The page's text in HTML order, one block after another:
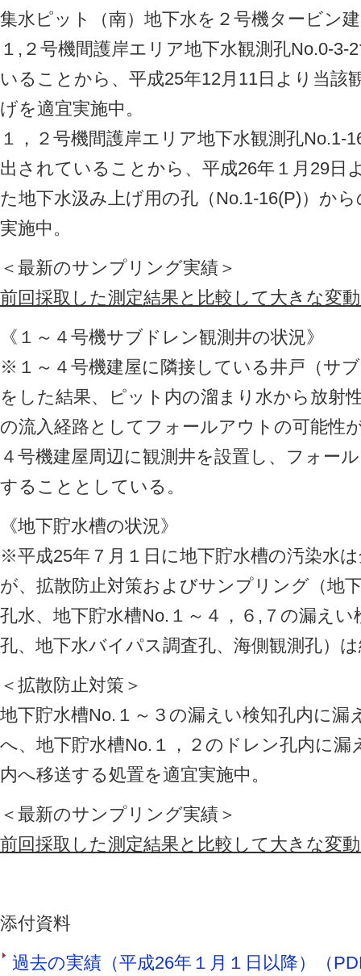
集水ピット（南）地下水を２号機タービン
１,２号機間護岸エリア地下水観測孔No.0-
いることから、平成25年12月11日より当該
げを適宜実施中。
１，２号機間護岸エリア地下水観測孔No.1-
出されていることから、平成26年１月29日
た地下水汲み上げ用の孔（No.1-16(P)）か
実施中。
＜最新のサンプリング実績＞
前回採取した測定結果と比較して大きな変
《１～４号機サブドレン観測井の状況》
※１～４号機建屋に隣接している井戸（サ
をした結果、ピット内の溜まり水から放射
の流入経路としてフォールアウトの可能性
４号機建屋周辺に観測井を設置し、フォー
することとしている。
《地下貯水槽の状況》
※平成25年７月１日に地下貯水槽の汚染水
が、拡散防止対策およびサンプリング（地
孔水、地下貯水槽No.１～４，６,７の漏え
孔、地下水バイパス調査孔、海側観測孔）
＜拡散防止対策＞
地下貯水槽No.１～３の漏えい検知孔内に
へ、地下貯水槽No.１，２のドレン孔内に漏
内へ移送する処置を適宜実施中。
＜最新のサンプリング実績＞
前回採取した測定結果と比較して大きな変
添付資料
過去の実績（平成26年１月１日以降）（